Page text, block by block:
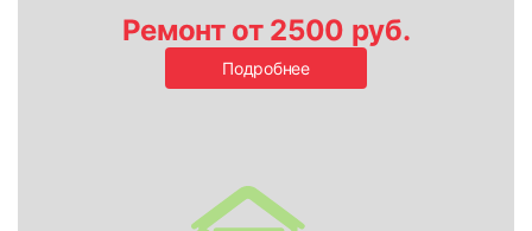
Ремонт от 2500 руб.
Подробнее